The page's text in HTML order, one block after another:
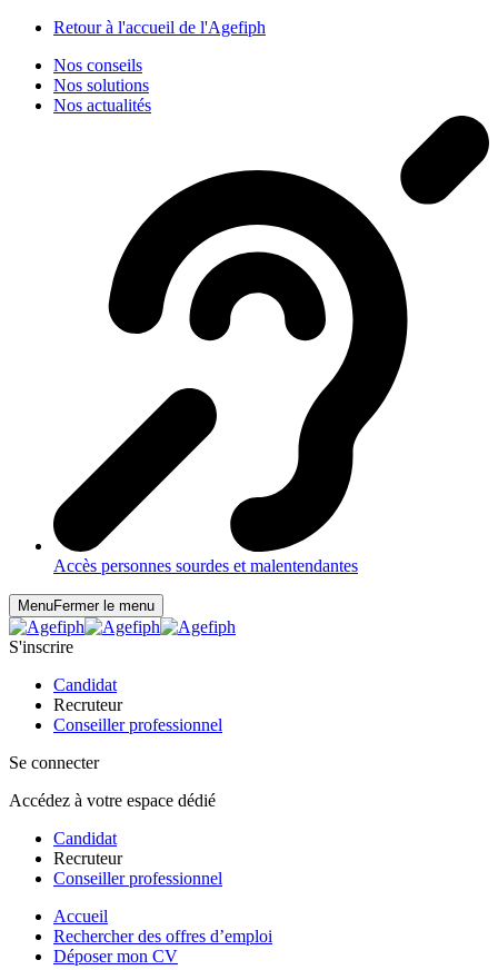
Retour à l'accueil de l'Agefiph
Nos conseils
Nos solutions
Nos actualités
Accès personnes sourdes et malentendantes
MenuFermer le menu
S'inscrire
Candidat
Recruteur
Conseiller professionnel
Se connecter
Accédez à votre espace dédié
Candidat
Recruteur
Conseiller professionnel
Accueil
Rechercher des offres d’emploi
Déposer mon CV